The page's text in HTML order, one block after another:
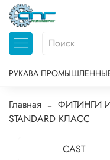
РУКАВА
Главная
ФИТИНГИ
STANDARD КЛАСС
CAST